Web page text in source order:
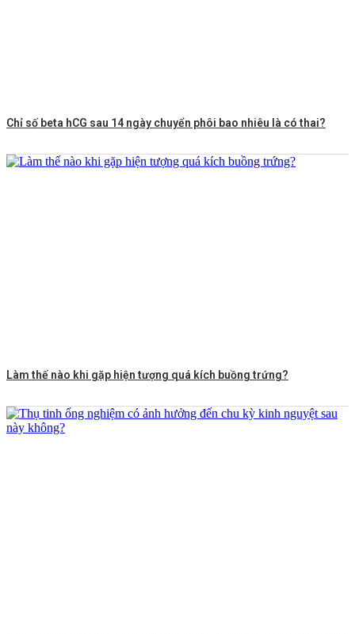
Chỉ số beta hCG sau 14 ngày chuyển phôi bao nhiêu là có thai?
Làm thế nào khi gặp hiện tượng quá kích buồng trứng?